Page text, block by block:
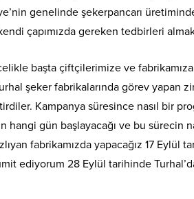
genelinde şekerpancarı
çapımızda gereken tedbirleri
başta çiftçilerimize ve fabrikamıza,
şeker fabrikalarında görev yapan
Kampanya süresince nasıl bir
gün başlayacağı ve bu sürecin
fabrikamızda yapacağız 17 Eylül
ediyorum 28 Eylül tarihinde